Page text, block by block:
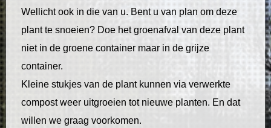
Wellicht ook in die van u. Bent u van plan om deze
plant te snoeien? Doe het groenafval van deze plant
niet in de groene container maar in de grijze
container.
Kleine stukjes van de plant kunnen via verwerkte
compostweer uitgroeien tot nieuwe planten. En dat
willen we graag voorkomen.